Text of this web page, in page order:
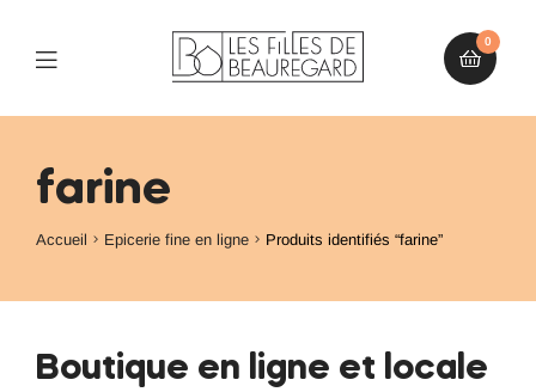
0
farine
Accueil Epicerie fine en ligne Produits identifiés “farine”
Boutique en ligne et locale